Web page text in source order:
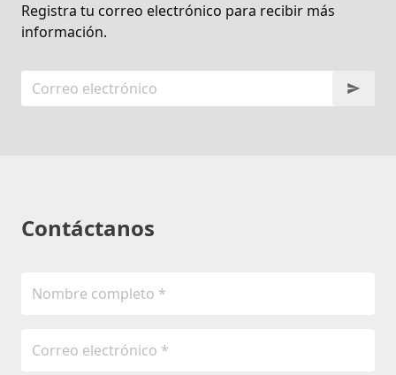
Registra tu correo electrónico para recibir más
información.
Contáctanos